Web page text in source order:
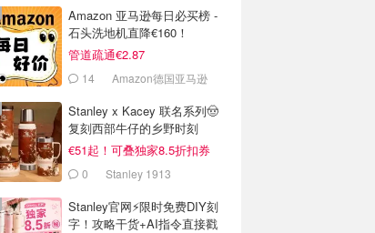
Amazon 亚马逊每日必买榜 -
石头洗地机直降€160！
管道疏通€2.87
14 Amazon德国亚马逊
Stanley x Kacey 联名系列🤠
复刻西部牛仔的乡野时刻
€51起！可叠独家8.5折扣券
0 Stanley 1913
Stanley官网⚡️限时免费DIY刻
字！攻略干货+AI指令直接戳